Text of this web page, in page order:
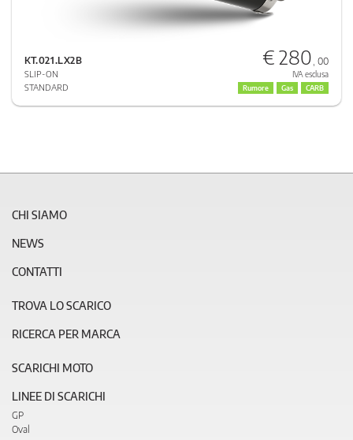
KT.021.LX2B
SLIP-ON
STANDARD
€ 280 , 00
IVA esclusa
Rumore Gas CARB
CHI SIAMO
NEWS
CONTATTI
TROVA LO SCARICO
RICERCA PER MARCA
SCARICHI MOTO
LINEE DI SCARICHI
GP
Oval